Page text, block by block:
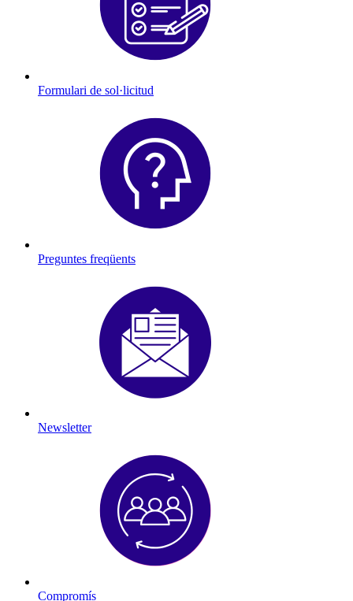
Formulari de sol·licitud
Preguntes freqüents
Newsletter
Compromís